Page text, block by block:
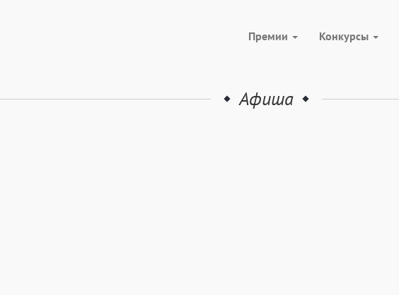
Премии Конкурсы
Афиша